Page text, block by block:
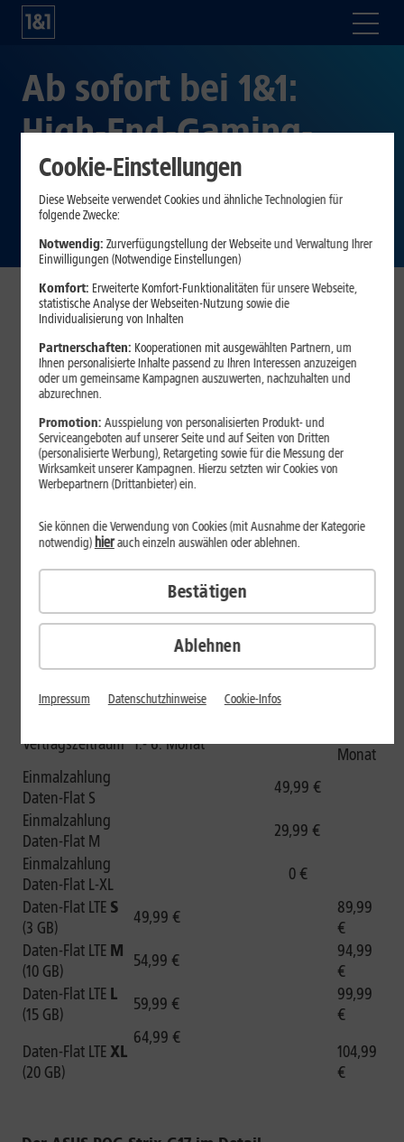
Ab sofort bei 1&1:
High-End-Gaming-
Laptop ASUS ROG
Strix G17
1&1 baut sein Laptop-Angebot weiter aus und nimmt ab
sofort den neuen ROG Strix G17 von ASUS ins Portfolio auf.
Der High-End-Gaming-Laptop im 17,3-Zoll-Format verfügt
über eine maximal leistungsfähige Ausstattung. Bei
Bestellung eines ASUS ROG Strix G17 in Kombination mit
einer 1&1 Daten-Flat gibt es einen LTE WLAN-Router von 1&1
gratis dazu. So werden mobiles Gaming und Surfen auch
von unterwegs möglich. Den ASUS ROG Strix G17 gibt es mit
der 1&1 Daten-Flat für eine Einmalzahlung ab 0 Euro.
Für Gaming-Fans, die das Smartphone bevorzugen, bietet
1&1 das ASUS ROG Phone 5. Zum Gerät gibt es ab sofort den
Die Tarife in der Übersicht
1&1 Daten-Flat
ASUS ROG Strix G17
inklusive LTE WLAN-Router
Vertragszeitraum 1.- 6. Monat
Monat
Einmalzahlung
Daten-Flat S
49,99 €
Einmalzahlung
Daten-Flat M
29,99 €
Einmalzahlung
Daten-Flat L-XL
0 €
Daten-Flat LTE S
(3 GB)
49,99 €
89,99
€
Daten-Flat LTE M
(10 GB)
54,99 €
94,99
€
Daten-Flat LTE L
(15 GB)
59,99 €
99,99
€
Daten-Flat LTEXL
(20 GB)
64,99 €
104,99
€
Cookie-Einstellungen
Diese Webseite verwendet Cookies und ähnliche Technologien für
folgende Zwecke:
Notwendig: Zurverfügungstellung der Webseite und Verwaltung Ihrer
Einwilligungen (Notwendige Einstellungen)
Komfort: Erweiterte Komfort-Funktionalitäten für unsere Webseite,
statistische Analyse der Webseiten-Nutzung sowie die
Individualisierung von Inhalten
Partnerschaften: Kooperationen mit ausgewählten Partnern, um
Ihnen personalisierte Inhalte passend zu Ihren Interessen anzuzeigen
oder um gemeinsame Kampagnen auszuwerten, nachzuhalten und
abzurechnen.
Promotion:Ausspielung von personalisierten Produkt- und
Serviceangeboten auf unserer Seite und auf Seiten von Dritten
(personalisierte Werbung), Retargeting sowie für die Messung der
Wirksamkeit unserer Kampagnen. Hierzu setzten wir Cookies von
Werbepartnern (Drittanbieter) ein.
Ablehnen
Sie können die Verwendung von Cookies (mit Ausnahme der Kategorie
notwendig) hierauch einzeln auswählen oder ablehnen.
Bestätigen
Impressum Datenschutzhinweise Cookie-Infos